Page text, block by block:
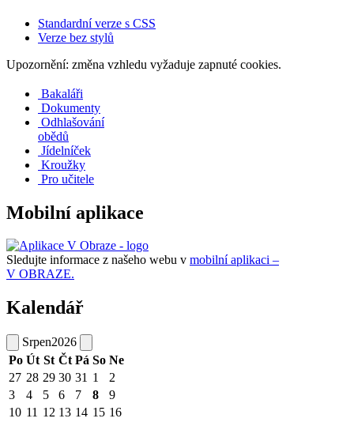
Standardní verze s CSS
Verze bez stylů
Upozornění: změna vzhledu vyžaduje zapnuté cookies.
Bakaláři
Dokumenty
Odhlašování
obědů
Jídelníček
Kroužky
Pro učitele
Mobilní aplikace
Sledujte informace z našeho webu v mobilní aplikaci –
V OBRAZE.
Kalendář
Srpen2026
Po Út St Čt Pá So Ne
27 28 29 30 31 1
2
3
4 5 6 7 8
9
10 11 12 13 14 15 16